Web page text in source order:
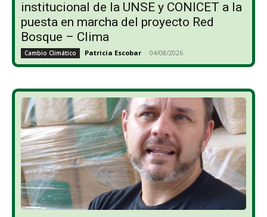
institucional de la UNSE y CONICET a la
puesta en marcha del proyecto Red
Bosque – Clima
Cambio Climático Patricia Escobar - 04/08/2026